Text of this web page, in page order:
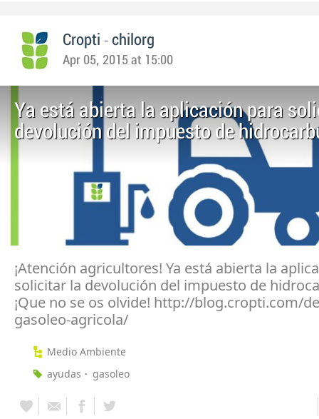
Cropti - chilorg
Apr 05, 2015 at 15:00
Ya está abierta la aplicación para
devolución del impuesto de
¡Atención agricultores! Ya está abierta la
solicitar la devolución del impuesto de
¡Que no se os olvide! http://blog.cropti.com/
gasoleo-agricola/
Medio Ambiente
ayudas
gasoleo